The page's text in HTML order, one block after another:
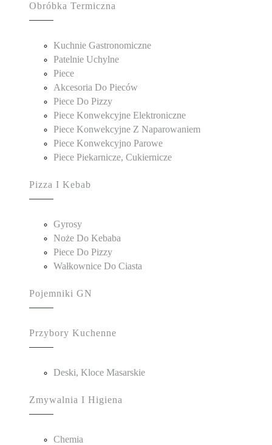
Obróbka Termiczna
Kuchnie Gastronomiczne
Patelnie Uchylne
Piece
Akcesoria Do Pieców
Piece Do Pizzy
Piece Konwekcyjne Elektroniczne
Piece Konwekcyjne Z Naparowaniem
Piece Konwekcyjno Parowe
Piece Piekarnicze, Cukiernicze
Pizza I Kebab
Gyrosy
Noże Do Kebaba
Piece Do Pizzy
Wałkownice Do Ciasta
Pojemniki GN
Przybory Kuchenne
Deski, Kloce Masarskie
Zmywalnia I Higiena
Chemia